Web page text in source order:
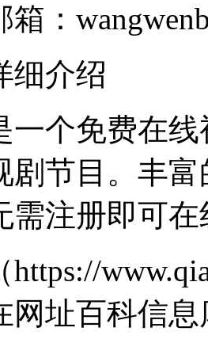
箱：
细介绍
一个免费在
剧节目。丰
需注册即可
网址百科信